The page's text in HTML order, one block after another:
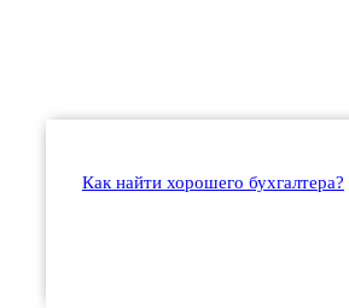
Как найти хорошего бухгалтера?